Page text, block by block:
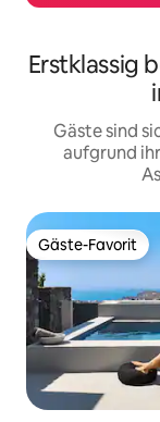
Erstklassig
Gäste sind
aufgrund
Gäste-Favorit
Gäste-Favorit